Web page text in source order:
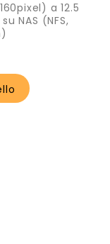
a 12.5
NAS (NFS,